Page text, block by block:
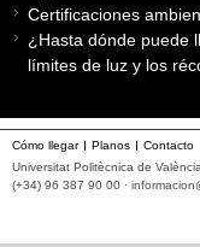
Certificaciones
¿Hasta dónde puede
límites de luz y los
Cómo llegar Planos
Contacto
Universitat Politècnica de
(+34) 96 387 90 00 ·